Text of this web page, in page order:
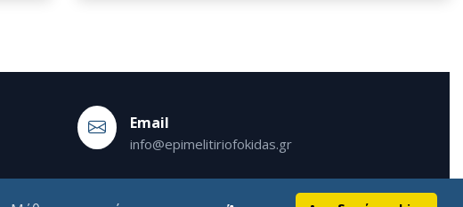
Εmail
info@epimelitiriofokidas.gr